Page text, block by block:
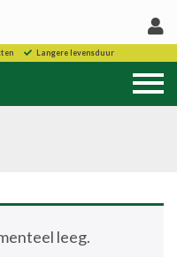
Langere levensduur
leeg.